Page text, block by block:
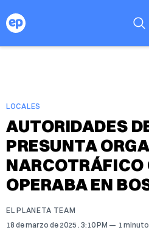
LOCALES
AUTORIDADES
PRESUNTA
NARCOTRÁFICO
OPERABA EN
EL PLANETA TEAM
18 de marzo de 2025 . 3:10 PM 1